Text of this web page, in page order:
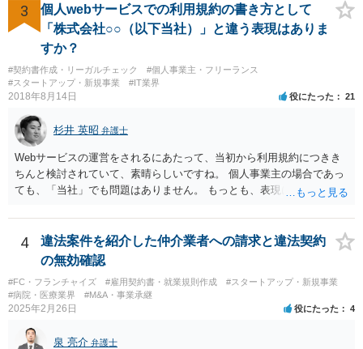
は、その商品を売ったときに対価を回収しているので、商標権は用い
尽くされている（用尽、消尽といいます。）と解釈されます。他方
で、商標権者の預かり知らないところで、販売した商品から別の商品
（コピー品やリメイク品）が作りだされてしまうと、その商品が仮に
酷い品質であれば、商標権者のブランドイメージが傷ついてしまいま
すし、その証商標権者にクレームが来てしまいますので、商標権を侵
害します。その商品が流通すれば商標権（ロゴマーク等）に対する一
般消費者の信頼も害することになります。また、本来商標権者に入る
べき利益が入らないことになります。 修理だけではそのような問題は
生じません。
3
個人webサービスでの利用規約の書き方として
「株式会社○○（以下当社）」と違う表現はありま
すか？
#契約書作成・リーガルチェック
#個人事業主・フリーランス
#スタートアップ・新規事業
#IT業界
2018年8月14日 役にたった 21
杉井 英昭 弁護士
Webサービスの運営をされるにあたって、当初から利用規約につきき
ちんと検討されていて、素晴らしいですね。 個人事業主の場合であっ
ても、「当社」でも問題はありません。 もっとも、表現に違和感があ
さんが「ABCウェブサービス」の屋号で事業を運営する際には、「当
社」の代わりに「ABCウェブサービス」とか「ABCWS」を使う等で
4
違法案件を紹介した仲介業者への請求と違法契約
の無効確認
#FC・フランチャイズ #雇用契約書・就業規則作成
#スタートアップ・新規事業
#病院・医療業界
#M&A・事業承継
2025年2月26日 役にたった 4
泉 亮介 弁護士